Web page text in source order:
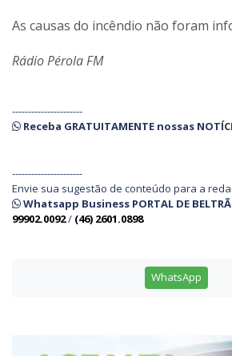
As causas do incêndio não foram
Rádio Pérola FM
----------------------
Receba GRATUITAMENTE nossas
----------------------
Envie sua sugestão de conteúdo para a
Whatsapp Business PORTAL DE
99902.0092/ (46) 2601.0898
WhatsApp